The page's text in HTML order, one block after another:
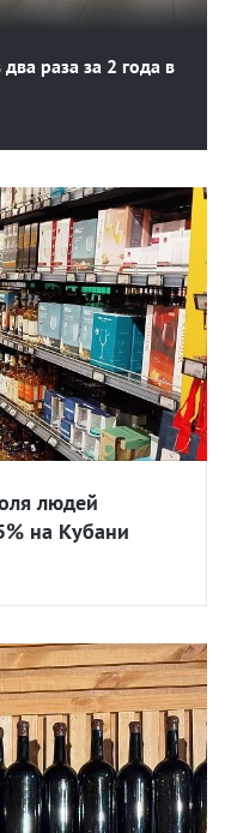
раза за 2 года в
людей
на Кубани